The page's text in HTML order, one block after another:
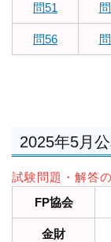
問51
問56
2025年5月
試験問題・解答
FP協会
金財